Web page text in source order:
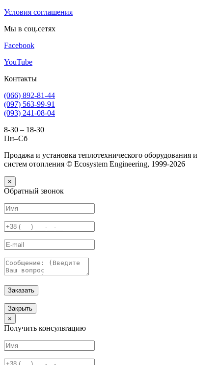
Условия соглашения
Мы в соц.сетях
Facebook
YouTube
Контакты
(066) 892-81-44
(097) 563-99-91
(093) 241-08-04
8-30 – 18-30
Пн–Сб
Продажа и установка теплотехнического оборудования и
систем отопления © Ecosystem Engineering, 1999-2026
×
Обратный звонок
Заказать
Закрыть
×
Получить консультацию